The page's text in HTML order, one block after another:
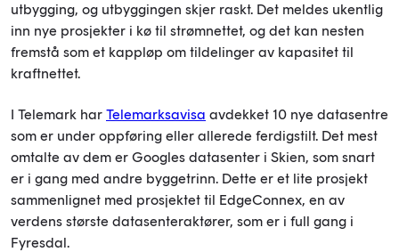
utbygging, og utbyggingen skjer raskt. Det meldes ukentlig
inn nye prosjekter i kø til strømnettet, og det kan nesten
fremstå som et kappløp om tildelinger av kapasitet til
kraftnettet.
I Telemark har Telemarksavisa avdekket 10 nye datasentre
som er under oppføring eller allerede ferdigstilt. Det mest
omtalte av dem er Googles datasenter i Skien, som snart
er i gang med andre byggetrinn. Dette er et lite prosjekt
sammenlignet med prosjektet til EdgeConnex, en av
verdens største datasenteraktører, som er i full gang i
Fyresdal.